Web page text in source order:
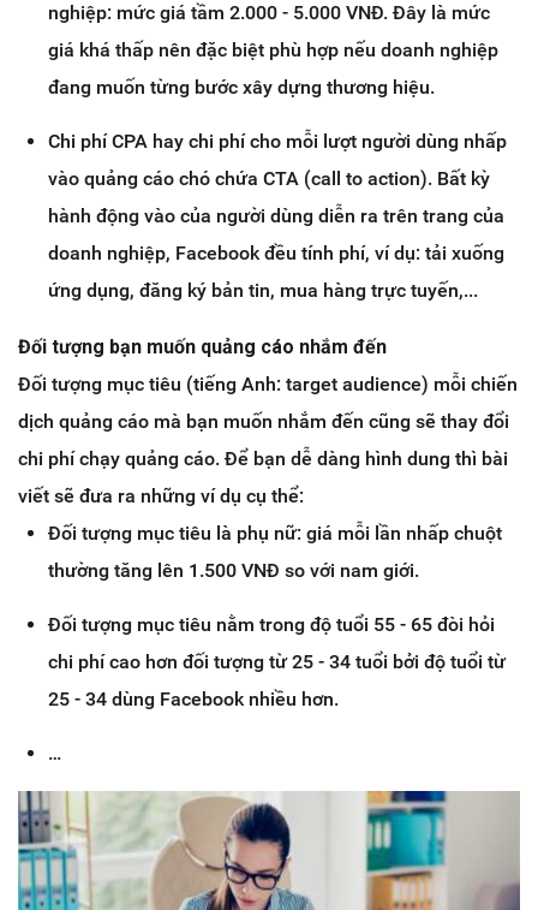
nghiệp: mức giá tầm 2.000 - 5.000 VNĐ. Đây là mức
giá khá thấp nên đặc biệt phù hợp nếu doanh nghiệp
đang muốn từng bước xây dựng thương hiệu.
Chi phí CPA hay chi phí cho mỗi lượt người dùng nhấp
vào quảng cáo chó chứa CTA (call to action). Bất kỳ
hành động vào của người dùng diễn ra trên trang của
doanh nghiệp, Facebook đều tính phí, ví dụ: tải xuống
ứng dụng, đăng ký bản tin, mua hàng trực tuyến,...
Đối tượng bạn muốn quảng cáo nhắm đến
Đối tượng mục tiêu (tiếng Anh: target audience) mỗi chiến
dịch quảng cáo mà bạn muốn nhắm đến cũng sẽ thay đổi
chi phí chạy quảng cáo. Để bạn dễ dàng hình dung thì bài
viết sẽ đưa ra những ví dụ cụ thể:
Đối tượng mục tiêu là phụ nữ: giá mỗi lần nhấp chuột
thường tăng lên 1.500 VNĐ so với nam giới.
Đối tượng mục tiêu nằm trong độ tuổi 55 - 65 đòi hỏi
chi phí cao hơn đối tượng từ 25 - 34 tuổi bởi độ tuổi từ
25 - 34 dùng Facebook nhiều hơn.
…